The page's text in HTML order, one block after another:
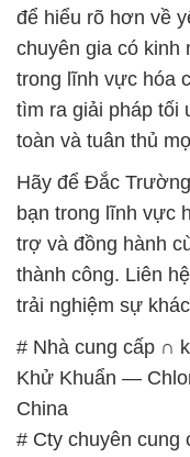
để hiểu rõ hơn về
chuyên gia có kinh
trong lĩnh vực hóa
tìm ra giải pháp tối
toàn và tuân thủ
Hãy để Đắc
bạn trong lĩnh vực
trợ và đồng hành
thành công. Liên
trải nghiệm sự
# Nhà cung cấp ∩
Khử Khuẩn —
China
# Cty chuyên cung